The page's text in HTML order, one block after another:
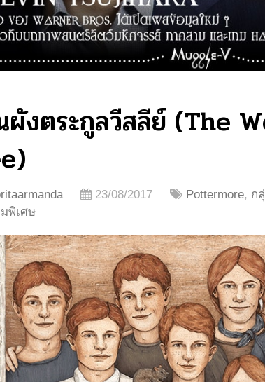
ผังตระกูลวีสลีย์ (The
23/08/2017 Pottermore, ก
พิเศษ